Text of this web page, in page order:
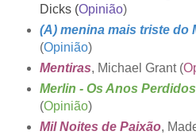
Dicks (Opinião)
(A) menina mais triste do
(Opinião)
Mentiras, Michael Grant (
Merlin - Os Anos Perdidos
(Opinião)
Mil Noites de Paixão,